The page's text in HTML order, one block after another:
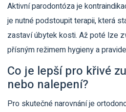
Aktivní parodontóza je
je nutné podstoupit terapii, která
zastaví úbytek kosti. Až poté lze
přísným režimem hygieny a
Co je lepší pro křivé
nebo nalepení?
Pro skutečné narovnání je